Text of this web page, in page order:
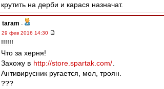
крутить на дерби и карася назначат.
taram -
29 фев 2016 14:30
!!!!!!
Что за херня!
Захожу в http://store.spartak.com/
Антивирусник ругается, мол, троян.
???